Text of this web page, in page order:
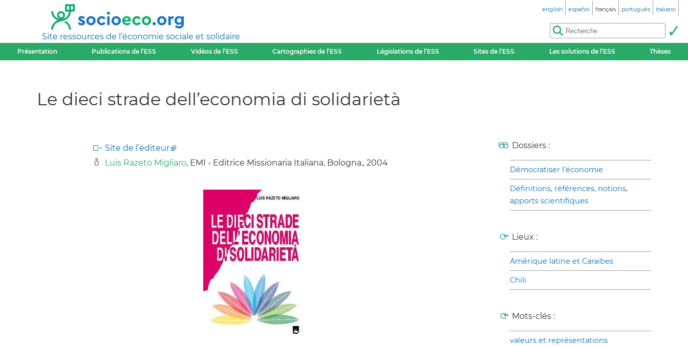
Site ressources de l’économie sociale et solidaire
english español français português italiano
Présentation Publications de l’ESS Vidéos de l’ESS Cartographies de l’ESS Législations de l’ESS Sites de l’ESS Les solutions de l’ESS Thèses
Le dieci strade dell’economia di solidarietà
Site de l’éditeur
Luis Razeto Migliaro, EMI - Editrice Missionaria Italiana, Bologna., 2004
Dossiers :
Démocratiser l’économie
Définitions, références, notions,
apports scientifiques
Lieux :
Amérique latine et Caraïbes
Chili
Mots-clés :
valeurs et représentations